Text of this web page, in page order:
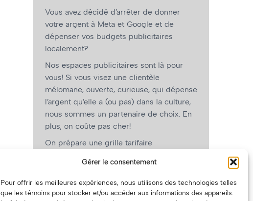
Gérer le consentement
Pour offrir les meilleures expériences, nous utilisons des technologies telles
que les témoins pour stocker et/ou accéder aux informations des appareils.
Vous avez décidé d’arrêter de donner
votre argent à Meta et Google et de
dépenser vos budgets publicitaires
localement?
Nos espaces publicitaires sont là pour
vous! Si vous visez une clientèle
mélomane, ouverte, curieuse, qui dépense
l’argent qu’elle a (ou pas) dans la culture,
nous sommes un partenaire de choix. En
plus, on coûte pas cher!
On prépare une grille tarifaire
vous, les artistes!)